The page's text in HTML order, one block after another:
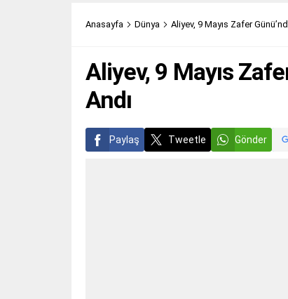
Anasayfa Dünya Aliyev, 9 Mayıs Zafer
Aliyev, 9 Mayıs
Andı
Paylaş Tweetle Gönder